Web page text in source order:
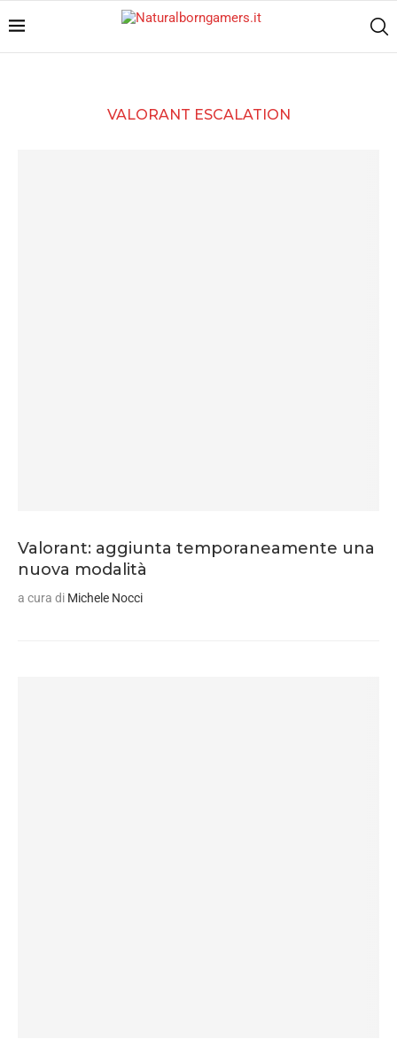
VALORANT ESCALATION
Valorant: aggiunta temporaneamente una
nuova modalità
a cura di Michele Nocci